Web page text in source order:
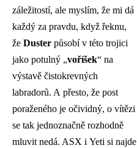
záležitostí, ale myslím, že mi dá
každý za pravdu, když řeknu,
že Duster působí v této trojici
jako potulný „voříšek“ na
výstavě čistokrevných
labradorů. A přesto, že post
poraženého je očividný, o vítězi
se tak jednoznačně rozhodně
mluvit nedá. ASX i Yeti si najde